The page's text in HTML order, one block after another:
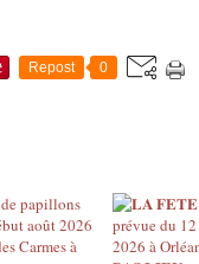
Repost 0